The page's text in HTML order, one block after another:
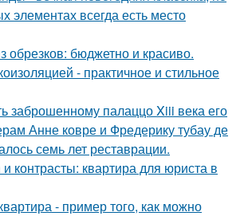
элементах всегда есть место
обрезков: бюджетно и красиво.
- практичное и стильное
заброшенному палаццо Xiii века его
Анне ковре и Фредерику тубау де
семь лет реставрации.
контрасты: квартира для юриста в
- пример того, как можно